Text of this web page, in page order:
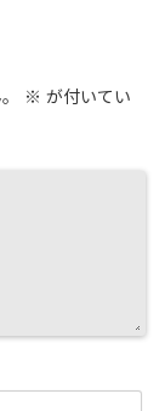
※ が付いてい